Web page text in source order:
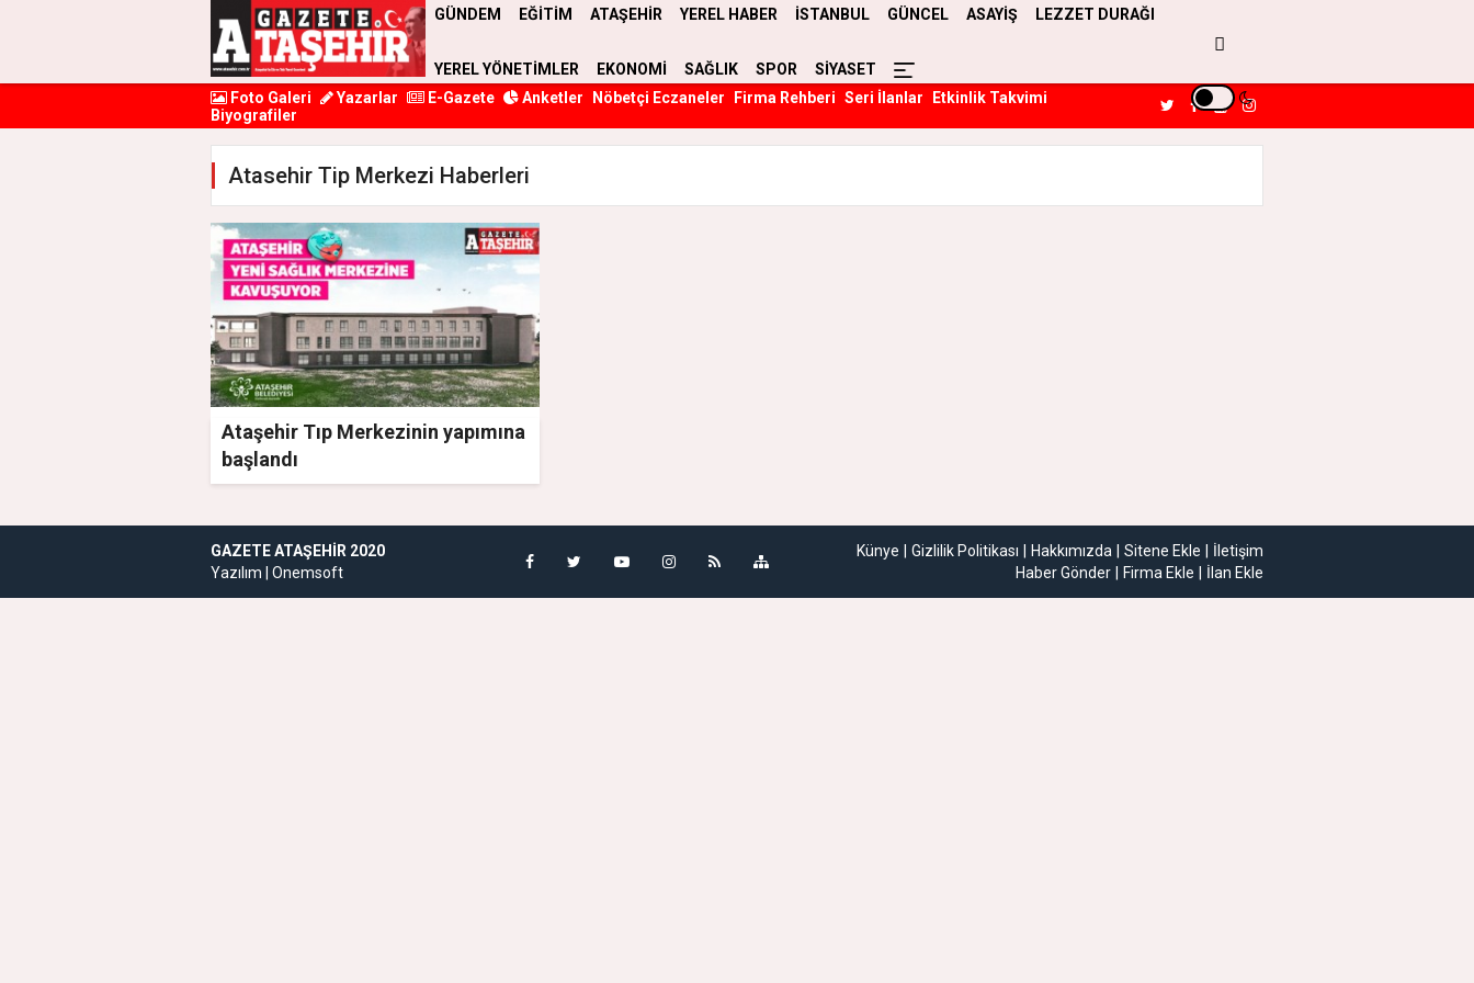
GÜNDEM EĞİTİM ATAŞEHİR YEREL HABER İSTANBUL GÜNCEL ASAYİŞ LEZZET DURAĞI
YEREL YÖNETİMLER EKONOMİ SAĞLIK SPOR
SİYASET
Foto Galeri
Yazarlar E-Gazete Anketler Nöbetçi Eczaneler Firma Rehberi Seri İlanlar
Etkinlik Takvimi
Biyografiler
Atasehir Tip Merkezi Haberleri
Ataşehir Tıp Merkezinin yapımına
başlandı
GAZETE ATAŞEHIR 2020
Yazılım | Onemsoft
Künye Gizlilik Politikası Hakkımızda Sitene Ekle
İletişim
Haber Gönder
Firma Ekle İlan Ekle